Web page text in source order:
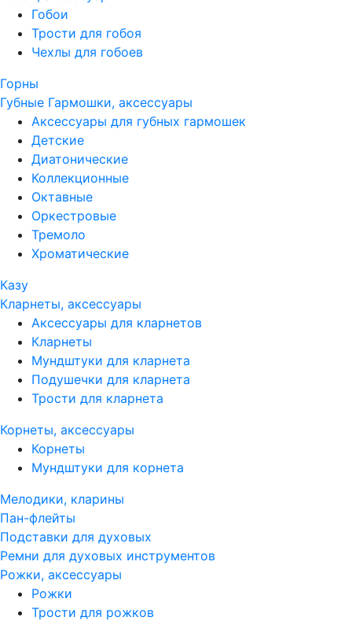
Гобои
Трости для гобоя
Чехлы для гобоев
Горны
Губные Гармошки, аксессуары
Аксессуары для губных гармошек
Детские
Диатонические
Коллекционные
Октавные
Оркестровые
Тремоло
Хроматические
Казу
Кларнеты, аксессуары
Аксессуары для кларнетов
Кларнеты
Мундштуки для кларнета
Подушечки для кларнета
Трости для кларнета
Корнеты, аксессуары
Корнеты
Мундштуки для корнета
Мелодики, кларины
Пан-флейты
Подставки для духовых
Ремни для духовых инструментов
Рожки, аксессуары
Рожки
Трости для рожков